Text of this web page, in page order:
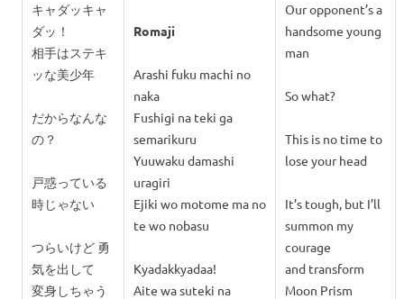
キャダッキャ
ダッ！
相手はステキ
ッな美少年
だからなんな
の？
戸惑っている
時じゃない
つらいけど 勇
気を出して
変身しちゃう
Romaji
Arashi fuku machi no
naka
Fushigi na teki ga
semarikuru
Yuuwaku damashi
uragiri
Ejiki wo motome ma no
te wo nobasu
Kyadakkyadaa!
Aite wa suteki na
Our opponent’s a
handsome young
man
So what?
This is no time to
lose your head
It’s tough, but I’ll
summon my
courage
and transform
Moon Prism